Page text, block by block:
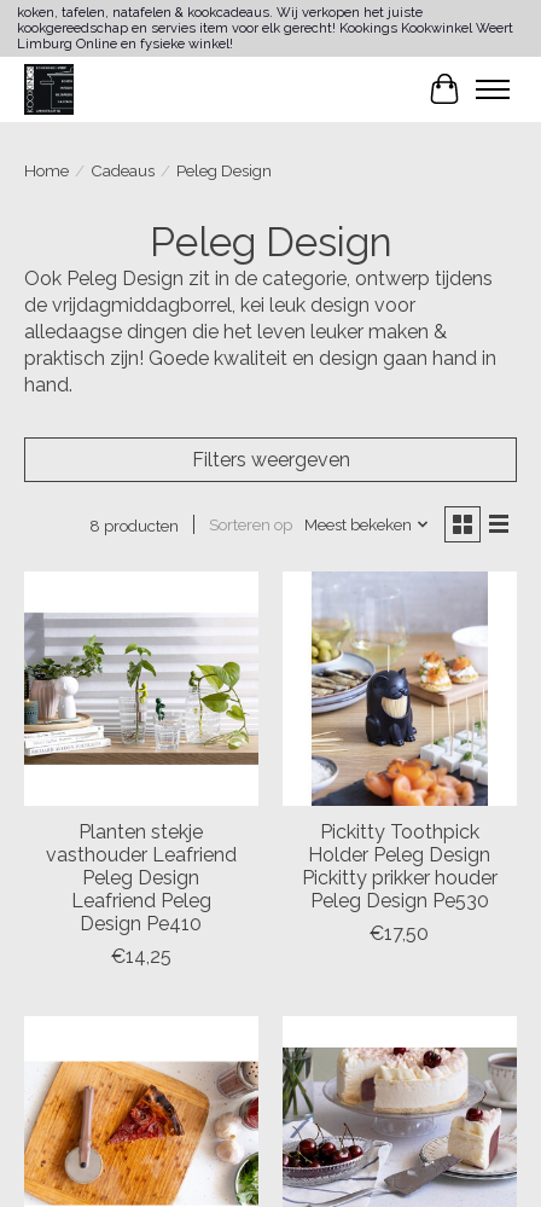
koken, tafelen, natafelen & kookcadeaus. Wij verkopen het juiste
kookgereedschap en servies item voor elk gerecht! Kookings Kookwinkel Weert
Limburg Online en fysieke winkel!
Home / Cadeaus / Peleg Design
Peleg Design
Ook Peleg Design zit in de categorie, ontwerp tijdens
de vrijdagmiddagborrel, kei leuk design voor
alledaagse dingen die het leven leuker maken &
praktisch zijn! Goede kwaliteit en design gaan hand in
hand.
Filters weergeven
8 producten Sorteren op Meest bekeken
Planten stekje
vasthouder Leafriend
Peleg Design
Leafriend Peleg
Design Pe410
€14,25
Pickitty Toothpick
Holder Peleg Design
Pickitty prikker houder
Peleg Design Pe530
€17,50